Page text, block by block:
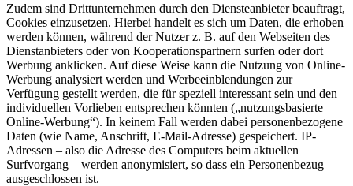
Zudem sind Drittunternehmen durch den Diensteanbieter beauftragt,
Cookies einzusetzen. Hierbei handelt es sich um Daten, die erhoben
werden können, während der Nutzer z. B. auf den Webseiten des
Dienstanbieters oder von Kooperationspartnern surfen oder dort
Werbung anklicken. Auf diese Weise kann die Nutzung von Online-
Werbung analysiert werden und Werbeeinblendungen zur
Verfügung gestellt werden, die für speziell interessant sein und den
individuellen Vorlieben entsprechen könnten („nutzungsbasierte
Online-Werbung“). In keinem Fall werden dabei personenbezogene
Daten (wie Name, Anschrift, E-Mail-Adresse) gespeichert. IP-
Adressen – also die Adresse des Computers beim aktuellen
Surfvorgang – werden anonymisiert, so dass ein Personenbezug
ausgeschlossen ist.